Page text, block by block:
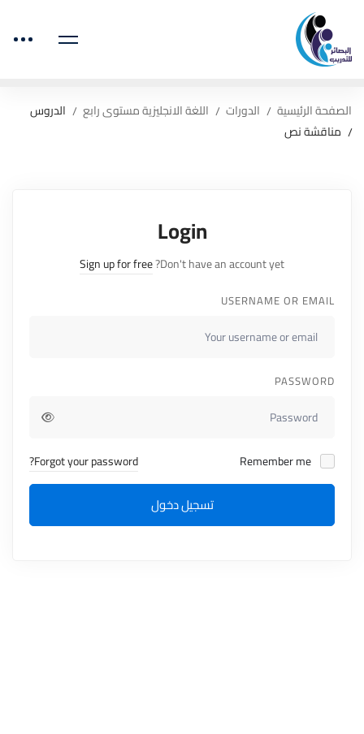
الصفحة الرئيسية الدورات اللغة الانجليزية مستوى رابع
الدروس
مناقشة نص
Login
Don't have an account yet?
Sign up for free
USERNAME OR EMAIL
PASSWORD
Forgot your password?
تسجيل دخول